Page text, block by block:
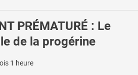
PRÉMATURÉ : Le
de la progérine
1 heure